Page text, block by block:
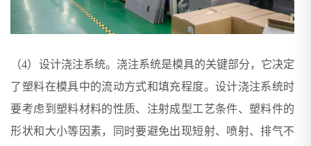
（4）设计浇注系统。浇注系统是模具的关键部分，它决定
了塑料在模具中的流动方式和填充程度。设计浇注系统时
要考虑到塑料材料的性质、注射成型工艺条件、塑料件的
形状和大小等因素，同时要避免出现短射、喷射、排气不